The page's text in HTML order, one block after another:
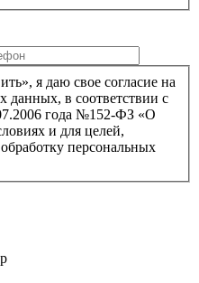
я даю свое согласие на
данных, в соответствии с
года №152-ФЗ «О
и для целей,
персональных